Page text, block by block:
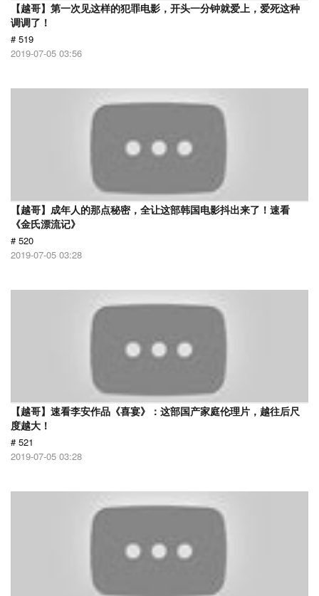
【越哥】第一次见这样的犯罪电影，开头一分钟就爱上，爱死这种
调调了！
# 519
2019-07-05 03:56
【越哥】成年人的那点秘密，全让这部韩国电影抖出来了！速看
《金氏漂流记》
# 520
2019-07-05 03:28
【越哥】速看李安作品《喜宴》：这部国产家庭伦理片，越往后尺
度越大！
# 521
2019-07-05 03:28